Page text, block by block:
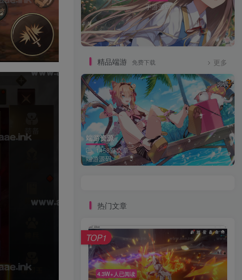
手游源码
精品端游 免费下载 更多
端游资源
1458篇文章
端游源码
热门文章
4.3W+人已阅读
TOP1